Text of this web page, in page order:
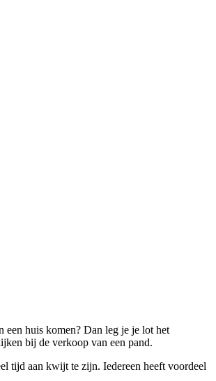
een huis komen? Dan leg je je lot het
bij de verkoop van een pand.
tijd aan kwijt te zijn. Iedereen heeft voordeel